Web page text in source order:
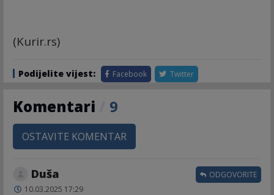
(Kurir.rs)
Podijelite vijest: Facebook Twitter
Komentari 9
OSTAVITE KOMENTAR
Duša
10.03.2025 17:29
ODGOVORITE